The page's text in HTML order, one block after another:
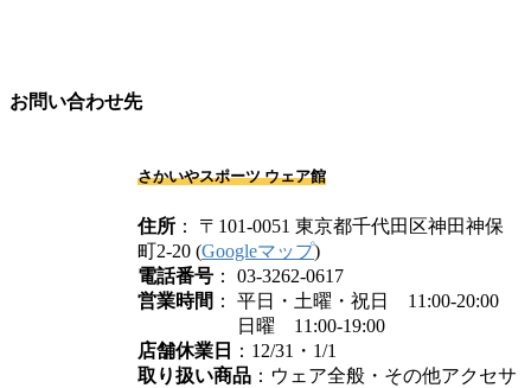
お問い合わせ先
さかいやスポーツ ウェア館
住所 ： 〒101-0051 東京都千代田区神田神保
町2-20 (Googleマップ)
電話番号 ： 03-3262-0617
営業時間 ： 平日・土曜・祝日 11:00-20:00
日曜 11:00-19:00
店舗休業日
：12/31・1/1
取り扱い商品 ：ウェア全般・その他アクセサ